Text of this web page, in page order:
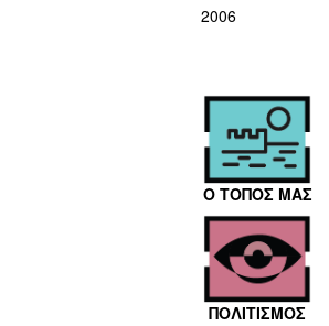
2006
Ο ΤΟΠΟΣ ΜΑΣ
ΠΟΛΙΤΙΣΜΟΣ